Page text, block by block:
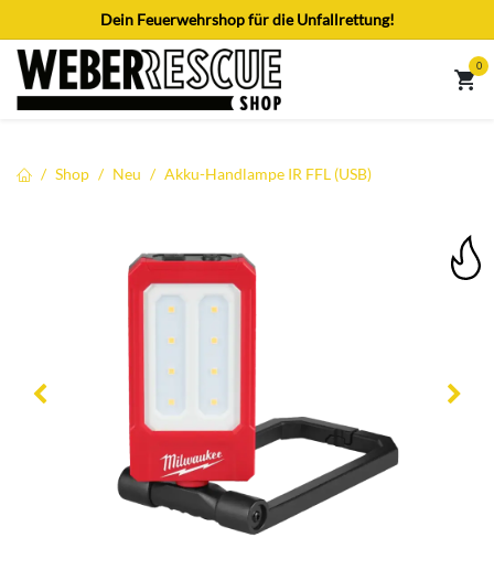
Zum Inhalt springenDein Feuerwehrshop für die Unfallrettung!
0
Shop Neu Akku-Handlampe IR FFL (USB)